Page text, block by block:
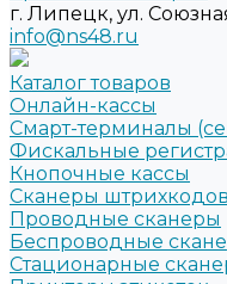
г. Липецк, ул.
info@ns48.ru
Каталог товаров
Онлайн-кассы
Смарт-терминалы
Фискальные
Кнопочные кассы
Сканеры
Проводные сканеры
Беспроводные
Стационарные